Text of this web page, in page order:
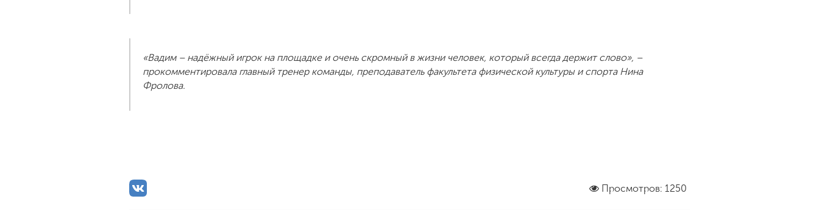
«Вадим – надёжный игрок на площадке и очень скромный в жизни человек, который всегда держит слово», –
прокомментировала главный тренер команды, преподаватель факультета физической культуры и спорта Нина
Фролова.
Просмотров: 1250